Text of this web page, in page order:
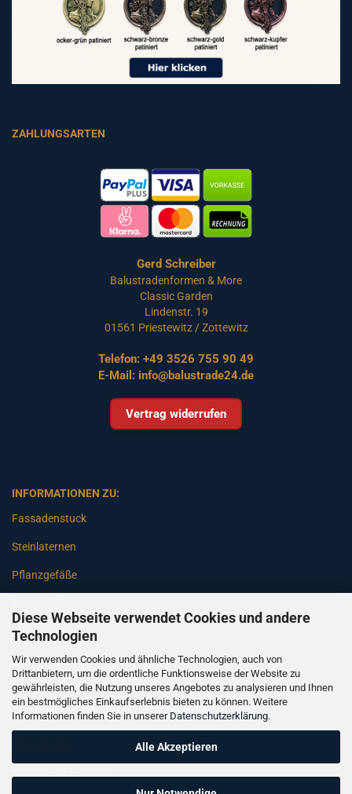
Diese Webseite verwendet Cookies und andere
Technologien
Wir verwenden Cookies und ähnliche Technologien, auch von
Drittanbietern, um die ordentliche Funktionsweise der Website zu
gewährleisten, die Nutzung unseres Angebotes zu analysieren und Ihnen
ein bestmögliches Einkaufserlebnis bieten zu können. Weitere
Informationen finden Sie in unserer Datenschutzerklärung.
Alle Akzeptieren
ZAHLUNGSARTEN
Gerd Schreiber
Balustradenformen & More
Classic Garden
Lindenstr. 19
01561 Priestewitz / Zottewitz
Telefon: +49 3526 755 90 49
E-Mail: info@balustrade24.de
Vertrag widerrufen
INFORMATIONEN ZU:
Fassadenstuck
Steinlaternen
Pflanzgefäße
Gartenbänke
Pfeiler
Gartenbrunnen
Gartenfiguren